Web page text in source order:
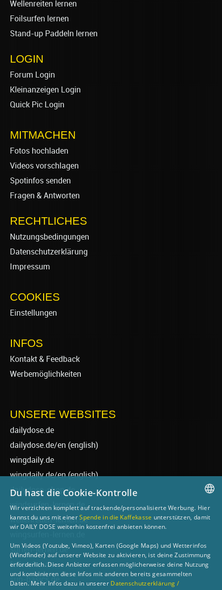
Wellenreiten lernen
Foilsurfen lernen
Stand-up Paddeln lernen
LOGIN
Forum Login
Kleinanzeigen Login
Quick Pic Login
MITMACHEN
Fotos hochladen
Videos vorschlagen
Spotinfos senden
Fragen & Antworten
RECHTLICHES
Nutzungsbedingungen
Datenschutzerklärung
Impressum
COOKIES
Einstellungen
INFOS
Kontakt & Feedback
Werbemöglichkeiten
UNSERE WEBSITES
dailydose.de
dailydose.de/en (english)
wingdaily.de
wingdaily.de/en(english)
dailydose-shop.de
windsurfen-lernen.de
wellenreiten-lernen.de
surfen-lernen.de
foilsurfen.de
sup-basics.de
GERMAN
Du hast die Cookie-Kontrolle
Wir verzichten komplett auf trackende/personalisierte Werbung. Hier
kannst du uns mit einerSpende in die Kaffekasse unterstützen, damit
wir DAILY DOSE weiterhin kostenfrei anbieten können.
Um Videos (Youtube, Vimeo), Karten (Google Maps) und Wetterinfos
(Windfinder) auf unserer Website zu aktivieren, ist deine Zustimmung
erforderlich. Diese Anbieter erfassen möglicherweise deine Nutzung
und kombinieren diese Infos mit anderen bereits gesammelten
Daten. Mehr Infos dazu in unserer Datenschutzerklärung /